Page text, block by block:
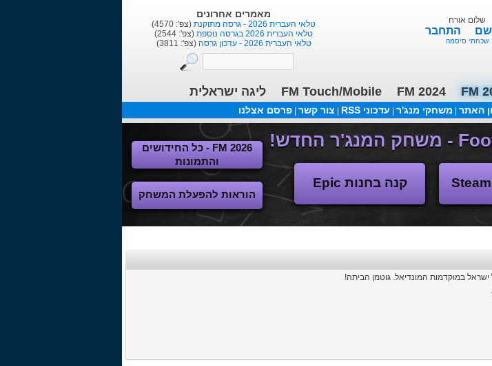
בלוגים אחרונים
הנוסע בזמן(צפ': 2045)
טוטנהאם הוטספר :כי מנור יותר וינר ...(צפ': 4406)
ורדר ברמן -מחזירים את גרמניה לירוקה(צפ': 4024)
שלום אורח
התחבר
שכחתי סיסמה
FM
FM 2024
FM Touch/Mobile
ליגה ישראלית
האתר משחקי מנג'ר עדכוני RSS צור קשר פרסם אצלנו
קנה בחנות Epic
FM 2026 - כל החידושים
והתמונות
הוראות להפעלת המשחק